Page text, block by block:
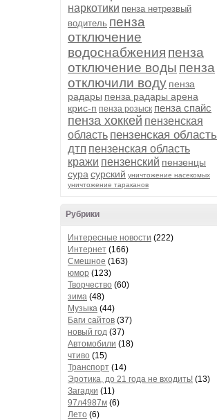
наркотики пенза нетрезвый
водитель пенза
отключение
водоснабжения пенза
отключение воды пенза
отключили воду пенза
радары пенза радары арена
крис-п пенза розыск пенза спайс
пенза хоккей пензенская
область пензенская область
дтп пензенская область
кражи пензенский пензенцы
сура сурский уничтожение насекомых
уничтожение тараканов
Рубрики
Интересные новости (222)
Интернет (166)
Смешное (163)
юмор (123)
Творчество (60)
зима (48)
Музыка (44)
Баги сайтов (37)
новый год (37)
Автомобили (18)
чтиво (15)
Транспорт (14)
Эротика, до 21 года не входить! (13)
Загадки (11)
97л4987м (6)
Лето (6)